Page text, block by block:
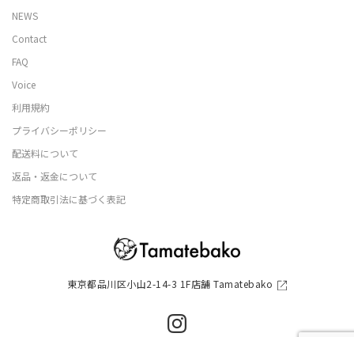
東京都品川区小山2-14-3 1F店舗 Tamatebako
NEWS
Contact
FAQ
Voice
利用規約
プライバシーポリシー
配送料について
返品・返金について
特定商取引法に基づく表記